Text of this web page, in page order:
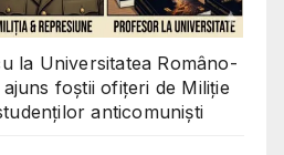
la Universitatea Româno-
foștii ofițeri de Miliție
anticomuniști